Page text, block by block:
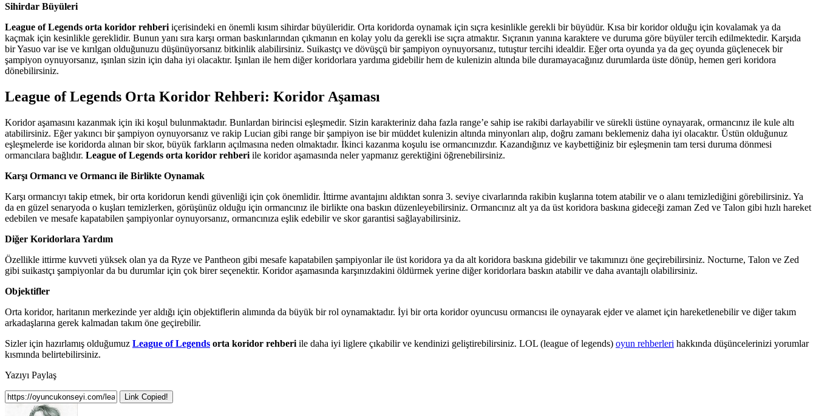
Sihirdar Büyüleri
League of Legends orta koridor rehberi içerisindeki en önemli kısım sihirdar büyüleridir. Orta koridorda oynamak için sıçra kesinlikle gerekli bir büyüdür. Kısa bir koridor olduğu için kovalamak ya da
kaçmak için kesinlikle gereklidir. Bunun yanı sıra karşı orman baskınlarından çıkmanın en kolay yolu da gerekli ise sıçra atmaktır. Sıçranın yanına karaktere ve duruma göre büyüler tercih edilmektedir. Karşıda
bir Yasuo var ise ve kırılgan olduğunuzu düşünüyorsanız bitkinlik alabilirsiniz. Suikastçı ve dövüşçü bir şampiyon oynuyorsanız, tutuştur tercihi idealdir. Eğer orta oyunda ya da geç oyunda güçlenecek bir
şampiyon oynuyorsanız, ışınlan sizin için daha iyi olacaktır. Işınlan ile hem diğer koridorlara yardıma gidebilir hem de kulenizin altında bile duramayacağınız durumlarda üste dönüp, hemen geri koridora
dönebilirsiniz.
League of Legends Orta Koridor Rehberi: Koridor Aşaması
Koridor aşamasını kazanmak için iki koşul bulunmaktadır. Bunlardan birincisi eşleşmedir. Sizin karakteriniz daha fazla range’e sahip ise rakibi darlayabilir ve sürekli üstüne oynayarak, ormancınız ile kule altı
atabilirsiniz. Eğer yakıncı bir şampiyon oynuyorsanız ve rakip Lucian gibi range bir şampiyon ise bir müddet kulenizin altında minyonları alıp, doğru zamanı beklemeniz daha iyi olacaktır. Üstün olduğunuz
eşleşmelerde ise koridorda alınan bir skor, büyük farkların açılmasına neden olmaktadır. İkinci kazanma koşulu ise ormancınızdır. Kazandığınız ve kaybettiğiniz bir eşleşmenin tam tersi duruma dönmesi
ormancılara bağlıdır. League of Legends orta koridor rehberi ile koridor aşamasında neler yapmanız gerektiğini öğrenebilirsiniz.
Karşı Ormancı ve Ormancı ile Birlikte Oynamak
Karşı ormancıyı takip etmek, bir orta koridorun kendi güvenliği için çok önemlidir. İttirme avantajını aldıktan sonra 3. seviye civarlarında rakibin kuşlarına totem atabilir ve o alanı temizlediğini görebilirsiniz. Ya
da en güzel senaryoda o kuşları temizlerken, görüşünüz olduğu için ormancınız ile birlikte ona baskın düzenleyebilirsiniz. Ormancınız alt ya da üst koridora baskına gideceği zaman Zed ve Talon gibi hızlı hareket
edebilen ve mesafe kapatabilen şampiyonlar oynuyorsanız, ormancınıza eşlik edebilir ve skor garantisi sağlayabilirsiniz.
Diğer Koridorlara Yardım
Özellikle ittirme kuvveti yüksek olan ya da Ryze ve Pantheon gibi mesafe kapatabilen şampiyonlar ile üst koridora ya da alt koridora baskına gidebilir ve takımınızı öne geçirebilirsiniz. Nocturne, Talon ve Zed
gibi suikastçı şampiyonlar da bu durumlar için çok birer seçenektir. Koridor aşamasında karşınızdakini öldürmek yerine diğer koridorlara baskın atabilir ve daha avantajlı olabilirsiniz.
Objektifler
Orta koridor, haritanın merkezinde yer aldığı için objektiflerin alımında da büyük bir rol oynamaktadır. İyi bir orta koridor oyuncusu ormancısı ile oynayarak ejder ve alamet için hareketlenebilir ve diğer takım
arkadaşlarına gerek kalmadan takım öne geçirebilir.
Sizler için hazırlamış olduğumuz League of Legends orta koridor rehberi ile daha iyi liglere çıkabilir ve kendinizi geliştirebilirsiniz. LOL (league of legends) oyun rehberleri hakkında düşüncelerinizi yorumlar
kısmında belirtebilirsiniz.
Yazıyı Paylaş
Link Copied!